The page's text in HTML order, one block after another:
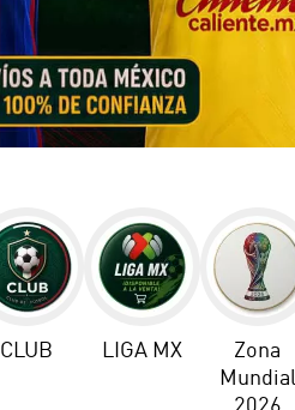
CLUB LIGA MX
Zona
Mundial